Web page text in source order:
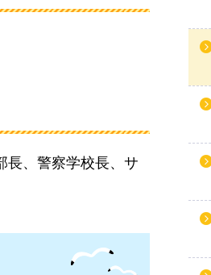
長、警察学校長、サ